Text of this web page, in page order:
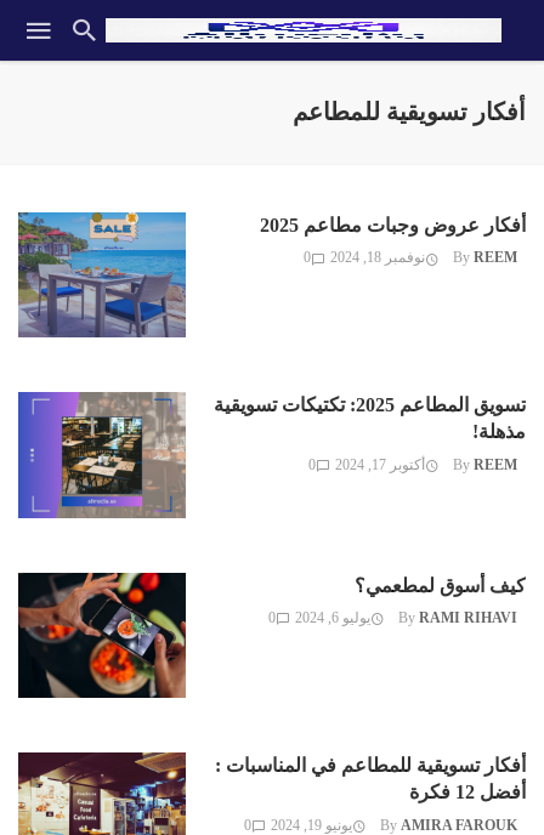
أفكار تسويقية للمطاعم
أفكار عروض وجبات مطاعم 2025
By REEM نوفمبر 18, 2024 0
تسويق المطاعم 2025: تكتيكات تسويقية
مذهلة!
By REEM أكتوبر 17, 2024 0
كيف أسوق لمطعمي؟
By RAMI RIHAVI يوليو 6, 2024 0
أفكار تسويقية للمطاعم في المناسبات :
أفضل 12 فكرة
By AMIRA FAROUK يونيو 19, 2024 0